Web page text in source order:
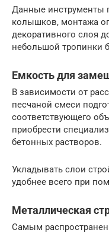
Данные инструменты
колышков, монтажа
декоративного слоя
небольшой тропинки
Емкость для
В зависимости от
песчаной смеси
соответствующего
приобрести
бетонных растворов.
Укладывать слои
удобнее всего при
Металлическая
Самым